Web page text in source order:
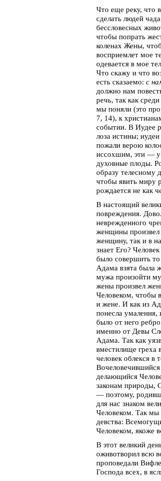
Что еще реку, что
сделать людей
бессловесных
чтобы попрать
коленах Жены,
восприемлет мое
одевается в мое
Что скажу и что
есть сказаемо: с
должно нам
речь, так как
мы поняли (это
7, 14), к
событии. В Иудее
лоза истины;
пожали верою
иссохшим, эти — у
духовные плоды.
образу телесному
чтобы явить миру
рождается не как
В настоящий
повреждения.
неврежденного
женщины
женщину, так и в
знает Его?
было совершить
Адама взята была
мужа произойти
жены произвел
Человеком, чтобы
и жене. И как из
понесла умаления,
было от него
именно от Девы
Адама. Так как
вместилище греха
человек облекся в
делающийся
законам природы,
— поэтому,
для нас знаком
Человеком. Так мы
девства:
Человеком, якоже
В этот великий
оживотворил всю
проповедали
Господа всех, в